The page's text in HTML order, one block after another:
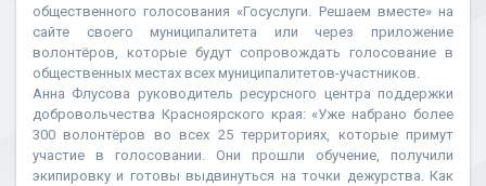
общественного голосования «Госуслуги. Решаем вместе» на
сайте своего муниципалитета или через приложение
волонтёров, которые будут сопровождать голосование в
общественных местах всех муниципалитетов-участников.
Анна Флусова руководитель ресурсного центра поддержки
добровольчества Красноярского края: «Уже набрано более
300 волонтёров во всех 25 территориях, которые примут
участие в голосовании. Они прошли обучение, получили
экипировку и готовы выдвинуться на точки дежурства. Как